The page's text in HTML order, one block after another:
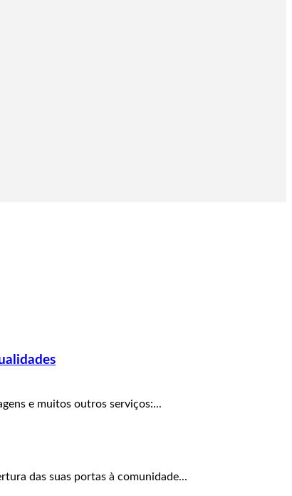
e muitos outros serviços:...
das suas portas à comunidade...